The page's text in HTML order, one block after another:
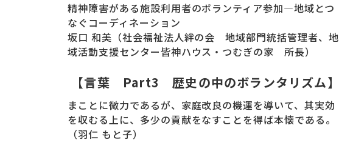
精神障害がある施設利用者のボランティア参加―地域とつ
なぐコーディネーション
坂口 和美（社会福祉法人絆の会 地域部門統括管理者、地
域活動支援センター皆神ハウス・つむぎの家 所長）
【言葉 Part3 歴史の中のボランタリズム】
まことに微力であるが、家庭改良の機運を導いて、其実効
を収むる上に、多少の貢献をなすことを得ば本懐である。
（羽仁 もと子）